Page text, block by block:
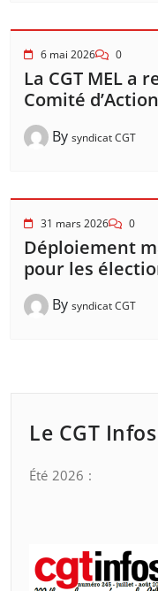
6 mai 2026 0
La CGT MEL a
Comité
By syndicat CGT
31 mars 2026 0
Déploiement
pour les
By syndicat CGT
Le CGT
Été 2026 :